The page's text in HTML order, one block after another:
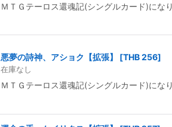
ＭＴＧテーロス還魂記(シングルカード)になり
悪夢の詩神、アショク【拡張】 [THB 256]
在庫なし
ＭＴＧテーロス還魂記(シングルカード)になり